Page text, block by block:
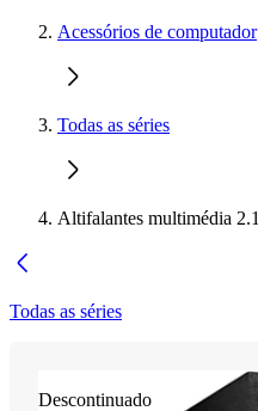
Acessórios de computador
Todas as séries
Altifalantes multimédia 2.1
Todas as séries
Descontinuado